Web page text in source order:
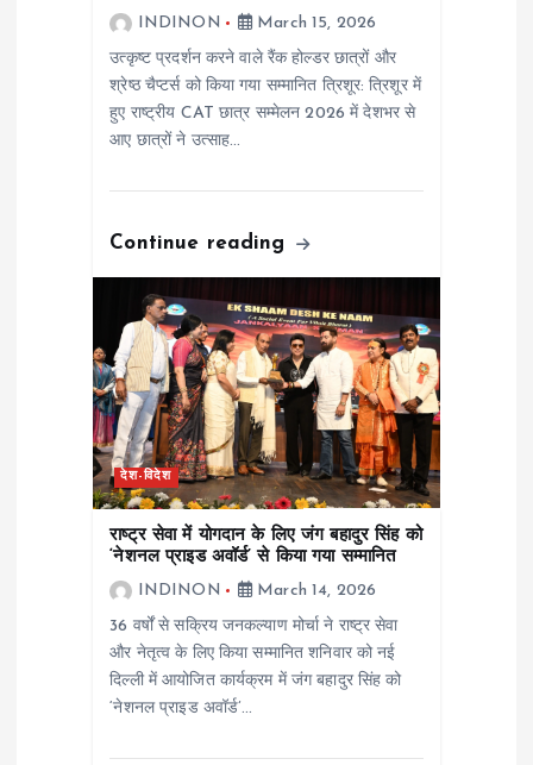
INDINON
March 15, 2026
उत्कृष्ट प्रदर्शन करने वाले रैंक होल्डर छात्रों और
श्रेष्ठ चैप्टर्स को किया गया सम्मानित त्रिशूर: त्रिशूर में
हुए राष्ट्रीय CAT छात्र सम्मेलन 2026 में देशभर से
आए छात्रों ने उत्साह…
Continue reading
देश-विदेश
राष्ट्र सेवा में योगदान के लिए जंग बहादुर सिंह को
‘नेशनल प्राइड अवॉर्ड’ से किया गया सम्मानित
INDINON
March 14, 2026
36 वर्षों से सक्रिय जनकल्याण मोर्चा ने राष्ट्र सेवा
और नेतृत्व के लिए किया सम्मानित शनिवार को नई
दिल्ली में आयोजित कार्यक्रम में जंग बहादुर सिंह को
‘नेशनल प्राइड अवॉर्ड’…